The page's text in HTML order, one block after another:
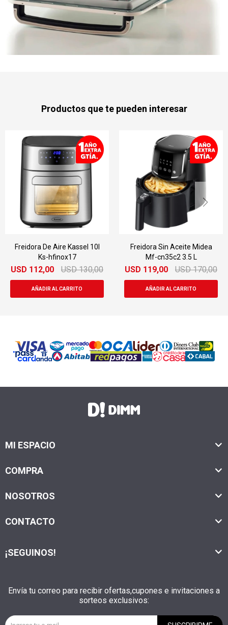
Productos que te pueden interesar
Freidora Sin Aceite Midea
Mf-cn35c2 3.5 L
USD 119,00 USD 170,00
Freidora De Aire Philips
Na220 Pantalla Táctil 4.2 Lts
USD 121,00 USD 197,00
MI ESPACIO
COMPRA
NOSOTROS
CONTACTO
Envía tu correo para recibir ofertas,cupones e invitaciones a
sorteos exclusivos:
¡SEGUINOS!